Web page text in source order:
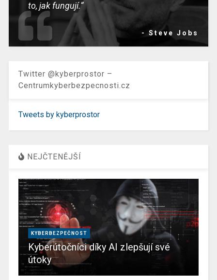
to, jak fungují.“
- Steve Jobs
Twitter @kyberprostor –
Centrumkyberbezpecnosti.cz
Tweets by kyberprostor
NEJČTENĚJŠÍ
KYBERBEZPEČNOST
Kyberútočníci díky AI zlepšují své
útoky